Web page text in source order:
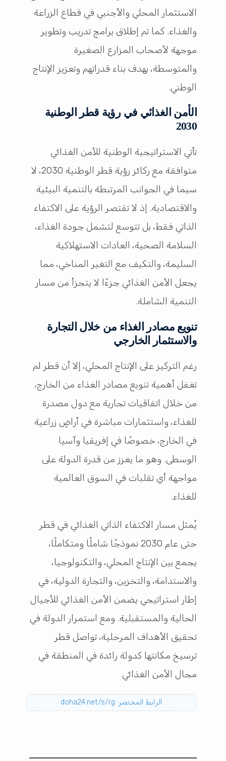
الاستثمار المحلي والأجنبي في قطاع الزراعة
والغذاء. كما تم إطلاق برامج تدريب وتطوير
موجهة لأصحاب المزارع الصغيرة
والمتوسطة، بهدف بناء قدراتهم وتعزيز الإنتاج
الوطني.
الأمن الغذائي في رؤية قطر الوطنية
2030
تأتي الاستراتيجية الوطنية للأمن الغذائي
متوافقة مع ركائز رؤية قطر الوطنية 2030، لا
سيما في الجوانب المرتبطة بالتنمية البيئية
والاقتصادية. إذ لا تقتصر الرؤية على الاكتفاء
الذاتي فقط، بل تتوسع لتشمل جودة الغذاء،
السلامة الصحية، العادات الاستهلاكية
السليمة، والتكيف مع التغير المناخي، مما
يجعل الأمن الغذائي جزءًا لا يتجزأ من مسار
التنمية الشاملة.
تنويع مصادر الغذاء من خلال التجارة
والاستثمار الخارجي
رغم التركيز على الإنتاج المحلي، إلا أن قطر لم
تغفل أهمية تنويع مصادر الغذاء من الخارج،
من خلال اتفاقيات تجارية مع دول مصدرة
للغذاء، واستثمارات مباشرة في أراضٍ زراعية
في الخارج، خصوصًا في إفريقيا وآسيا
الوسطى. وهو ما يعزز من قدرة الدولة على
مواجهة أي تقلبات في السوق العالمية
للغذاء.
يُمثل مسار الاكتفاء الذاتي الغذائي في قطر
حتى عام 2030 نموذجًا شاملًا ومتكاملًا،
يجمع بين الإنتاج المحلي، والتكنولوجيا،
والاستدامة، والتخزين، والتجارة الدولية، في
إطار استراتيجي يضمن الأمن الغذائي للأجيال
الحالية والمستقبلية. ومع استمرار الدولة في
تحقيق الأهداف المرحلية، تواصل قطر
ترسيخ مكانتها كدولة رائدة في المنطقة في
مجال الأمن الغذائي
الرابط المختصر: doha24.net/s/rg